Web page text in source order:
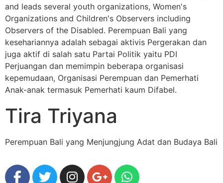
and leads several youth organizations, Women's
Organizations and Children's Observers including
Observers of the Disabled. Perempuan Bali yang
kesehariannya adalah sebagai aktivis Pergerakan dan
juga aktif di salah satu Partai Politik yaitu PDI
Perjuangan dan memimpin beberapa organisasi
kepemudaan, Organisasi Perempuan dan Pemerhati
Anak-anak termasuk Pemerhati kaum Difabel.
Tira Triyana
Perempuan Bali yang Menjungjung Adat dan Budaya Bali